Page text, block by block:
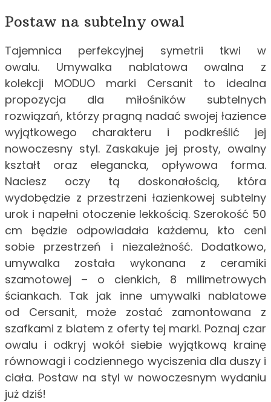
Postaw na subtelny owal
Tajemnica perfekcyjnej symetrii tkwi w
owalu. Umywalka nablatowa owalna z
kolekcji MODUO marki Cersanit to idealna
propozycja dla miłośników subtelnych
rozwiązań, którzy pragną nadać swojej łazience
wyjątkowego charakteru i podkreślić jej
nowoczesny styl. Zaskakuje jej prosty, owalny
kształt oraz elegancka, opływowa forma.
Naciesz oczy tą doskonałością, która
wydobędzie z przestrzeni łazienkowej subtelny
urok i napełni otoczenie lekkością. Szerokość 50
cm będzie odpowiadała każdemu, kto ceni
sobie przestrzeń i niezależność. Dodatkowo,
umywalka została wykonana z ceramiki
szamotowej – o cienkich, 8 milimetrowych
ściankach. Tak jak inne umywalki nablatowe
od Cersanit, może zostać zamontowana z
szafkami z blatem z oferty tej marki. Poznaj czar
owalu i odkryj wokół siebie wyjątkową krainę
równowagi i codziennego wyciszenia dla duszy i
ciała. Postaw na styl w nowoczesnym wydaniu
już dziś!